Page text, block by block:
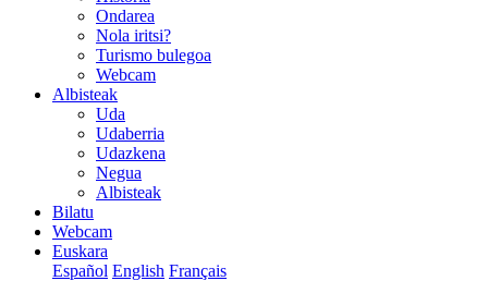
Ondarea
Nola iritsi?
Turismo bulegoa
Webcam
Albisteak
Uda
Udaberria
Udazkena
Negua
Albisteak
Bilatu
Webcam
Euskara
Español English Français